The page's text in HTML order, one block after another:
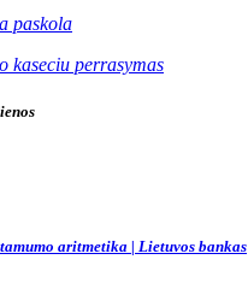
aritmetika | Lietuvos bankas